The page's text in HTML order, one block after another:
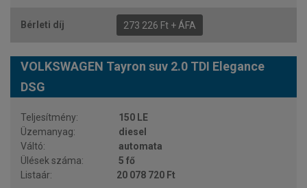
273 226 Ft + ÁFA
VOLKSWAGEN Tayron suv 2.0 TDI Elegance
DSG
150 LE
diesel
automata
5 fő
20 078 720 Ft